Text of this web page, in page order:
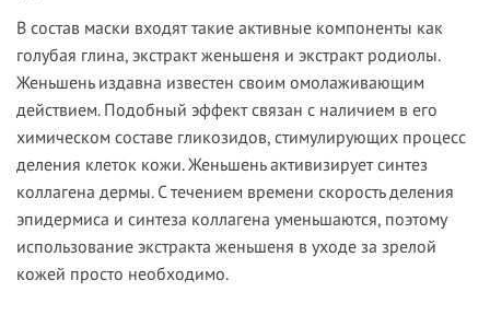
В состав маски входят такие активные компоненты как
голубая глина, экстракт женьшеня и экстракт родиолы.
Женьшень издавна известен своим омолаживающим
действием. Подобный эффект связан с наличием в его
химическом составе гликозидов, стимулирующих процесс
деления клеток кожи. Женьшень активизирует синтез
коллагена дермы. С течением времени скорость деления
эпидермиса и синтеза коллагена уменьшаются, поэтому
использование экстракта женьшеня в уходе за зрелой
кожей просто необходимо.